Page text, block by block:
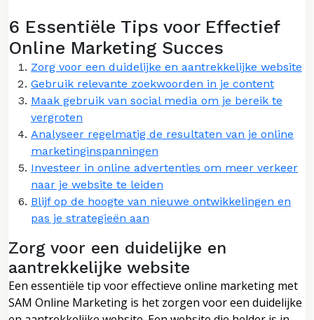
6 Essentiële Tips voor Effectief
Online Marketing Succes
Zorg voor een duidelijke en aantrekkelijke website
Gebruik relevante zoekwoorden in je content
Maak gebruik van social media om je bereik te
vergroten
Analyseer regelmatig de resultaten van je online
marketinginspanningen
Investeer in online advertenties om meer verkeer
naar je website te leiden
Blijf op de hoogte van nieuwe ontwikkelingen en
pas je strategieën aan
Zorg voor een duidelijke en
aantrekkelijke website
Een essentiële tip voor effectieve online marketing met
SAM Online Marketing is het zorgen voor een duidelijke